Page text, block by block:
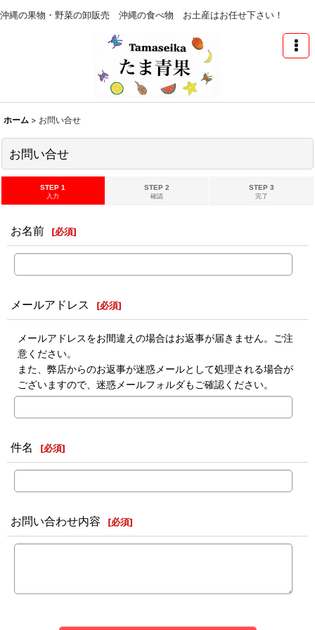
沖縄の果物・野菜の卸販売 沖縄の食べ物 お土産はお任せ下さい！
ホーム > お問い合せ
お問い合せ
STEP 1
入力
STEP 2
確認
STEP 3
完了
お名前 [必須]
メールアドレス [必須]
メールアドレスをお間違えの場合はお返事が届きません。ご注
意ください。
また、弊店からのお返事が迷惑メールとして処理される場合が
ございますので、迷惑メールフォルダもご確認ください。
件名 [必須]
お問い合わせ内容 [必須]